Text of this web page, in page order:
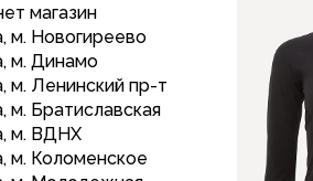
худи
куртки
и ветрозащита
магазин
м. Новогиреево
м. Динамо
м. Ленинский пр-т
м. Братиславская
м. ВДНХ
м. Коломенское